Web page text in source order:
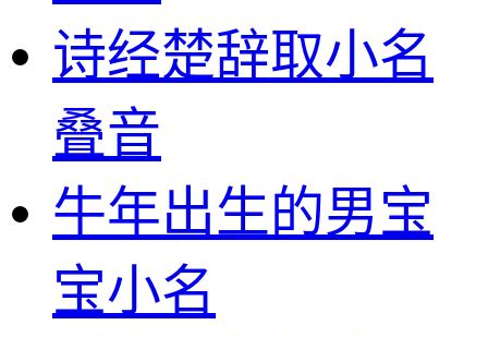
诗经楚辞取小名
叠音
牛年出生的男宝
宝小名